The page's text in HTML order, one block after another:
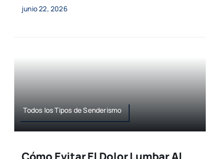
junio 22, 2026
Todos los Tipos de Senderismo